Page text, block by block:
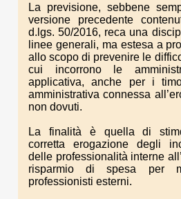
La previsione, sebbene
versione precedente
d.lgs. 50/2016, reca una
linee generali, ma estesa a
allo scopo di prevenire le
cui incorrono le
applicativa, anche per i
amministrativa connessa
non dovuti.
La finalità è quella di
corretta erogazione degli
delle professionalità interne
risparmio di spesa per
professionisti esterni.